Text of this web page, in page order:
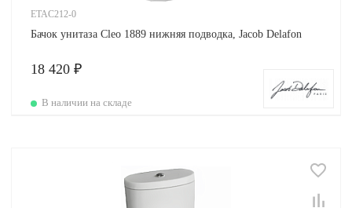
ETAC212-0
Бачок унитаза Cleo 1889 нижняя подводка, Jacob Delafon
18 420 ₽
В наличии на складе